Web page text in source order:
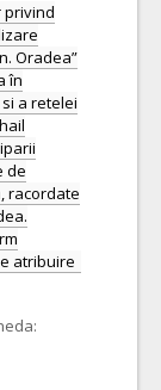
privind
Oradea”
în
a retelei
de
racordate
atribuire